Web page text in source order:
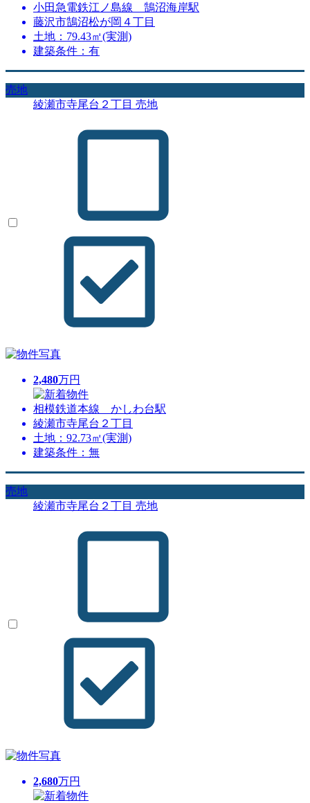
小田急電鉄江ノ島線 鵠沼海岸駅
藤沢市鵠沼松が岡４丁目
土地：79.43㎡(実測)
建築条件：有
売地
綾瀬市寺尾台２丁目 売地
2,480万円
相模鉄道本線 かしわ台駅
綾瀬市寺尾台２丁目
土地：92.73㎡(実測)
建築条件：無
売地
綾瀬市寺尾台２丁目 売地
2,680万円